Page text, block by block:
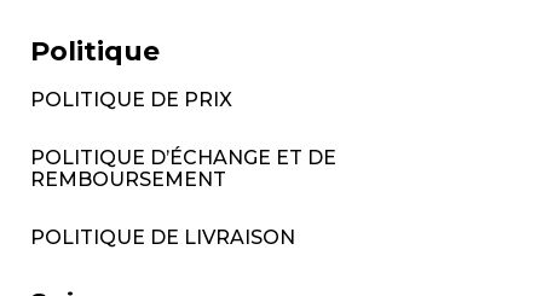
Politique
POLITIQUE DE PRIX
POLITIQUE D’ÉCHANGE ET DE
REMBOURSEMENT
POLITIQUE DE LIVRAISON